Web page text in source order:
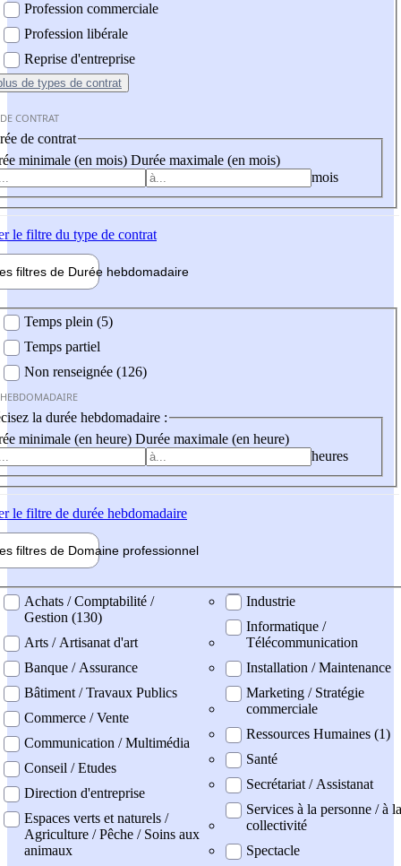
Profession commerciale
Profession libérale
Reprise d'entreprise
de types de contrat
CONTRAT
de contrat
minimale (en mois) Durée maximale (en mois)
mois
le filtre du type de contrat
filtres de Durée hebdomadaire
Temps plein (5)
Temps partiel
Non renseignée (126)
la durée hebdomadaire :
minimale (en heure) Durée maximale (en heure)
heures
le filtre de durée hebdomadaire
filtres de Domaine professionnel
professionel
Achats / Comptabilité /
Gestion (130)
Arts / Artisanat d'art
Banque / Assurance
Bâtiment / Travaux Publics
Commerce / Vente
Communication / Multimédia
Conseil / Etudes
Direction d'entreprise
Espaces verts et naturels /
Agriculture / Pêche / Soins aux
animaux
Industrie
Informatique /
Télécommunication
Installation / Maintenance
Marketing / Stratégie
commerciale
Ressources Humaines (1)
Santé
Secrétariat / Assistanat
Services à la personne / à la
collectivité
Spectacle